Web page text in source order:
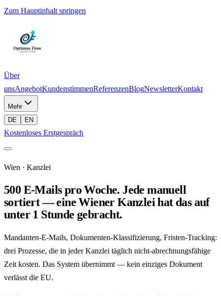
Zum Hauptinhalt springen
Über
unsAngebotKundenstimmenReferenzenBlogNewsletterKontakt
Mehr
DE
EN
Kostenloses Erstgespräch
Wien · Kanzlei
500 E-Mails pro Woche. Jede manuell
sortiert — eine Wiener Kanzlei hat das auf
unter 1 Stunde gebracht.
Mandanten-E-Mails, Dokumenten-Klassifizierung, Fristen-Tracking:
drei Prozesse, die in jeder Kanzlei täglich nicht-abrechnungsfähige
Zeit kosten. Das System übernimmt — kein einziges Dokument
verlässt die EU.